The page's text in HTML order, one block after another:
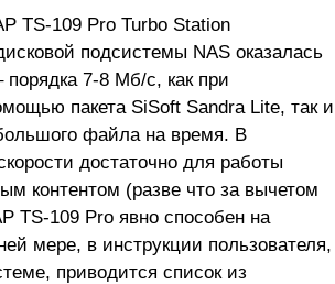
подсистемы NAS оказалась
7-8 Мб/с, как при
пакета SiSoft Sandra Lite, так и
файла на время. В
достаточно для работы
контентом (разве что за вычетом
TS-109 Pro явно способен на
мере, в инструкции пользователя,
приводится список из